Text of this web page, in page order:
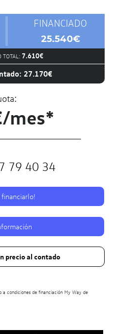
FINANCIADO
25.540€
TOTAL: 7.610€
27.170€
mes*
79 40 34
financiarlo!
precio al contado
a condiciones de financiación My Way de